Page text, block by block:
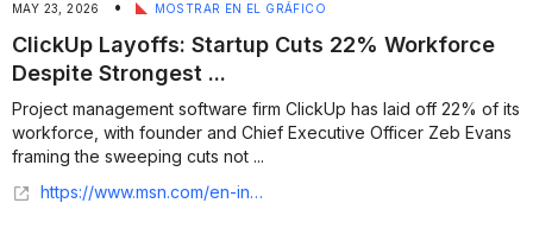
MAY 23, 2026 • MOSTRAR EN EL GRÁFICO
ClickUp Layoffs: Startup Cuts 22% Workforce
Despite Strongest ...
Project management software firm ClickUp has laid off 22% of its
workforce, with founder and Chief Executive Officer Zeb Evans
framing the sweeping cuts not ...
https://www.msn.com/en-in/money/news/clickup-layoffs-startup-cuts-22-workforce-despite-strongest-business-ceo-explains-why/ar-AA23N1U4?uxmode=ruby